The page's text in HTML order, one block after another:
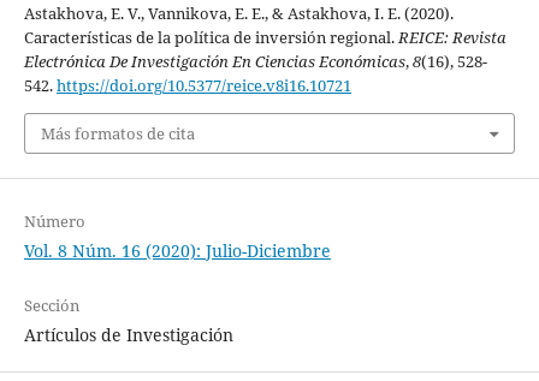
Astakhova, E. V., Vannikova, E. E., & Astakhova, I. E. (2020).
Características de la política de inversión regional.REICE: Revista
Electrónica De Investigación En Ciencias Económicas,8(16), 528-
542.https://doi.org/10.5377/reice.v8i16.10721
Más formatos de cita
Número
Vol. 8 Núm. 16 (2020): Julio-Diciembre
Sección
Artículos de Investigación